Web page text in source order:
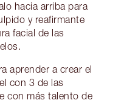
hacia arriba para
y reafirmante
facial de las
aprender a crear el
con 3 de las
con más talento de